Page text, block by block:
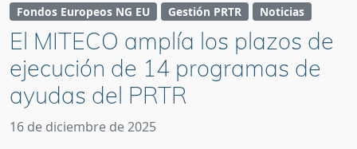
Fondos Europeos NG EU Gestión PRTR Noticias
El MITECO amplía los plazos de
ejecución de 14 programas de
ayudas del PRTR
16 de diciembre de 2025